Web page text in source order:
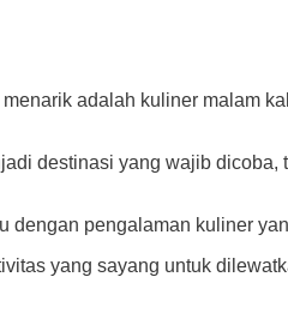
adalah kuliner malam
destinasi yang wajib dicoba,
dengan pengalaman kuliner
yang sayang untuk